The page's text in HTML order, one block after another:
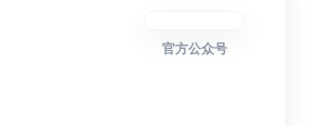
官方公众号